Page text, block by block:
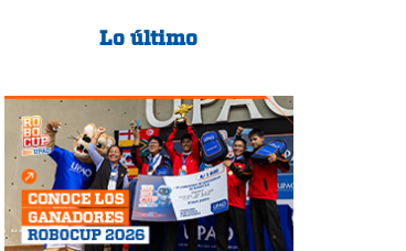
Lo último